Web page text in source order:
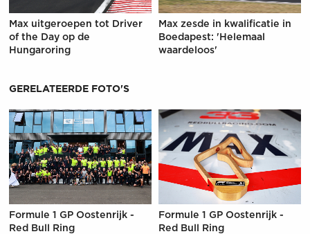
Max uitgeroepen tot Driver
of the Day op de
Hungaroring
Max zesde in kwalificatie in
Boedapest: 'Helemaal
waardeloos'
GERELATEERDE FOTO'S
Formule 1 GP Oostenrijk -
Red Bull Ring
Formule 1 GP Oostenrijk -
Red Bull Ring